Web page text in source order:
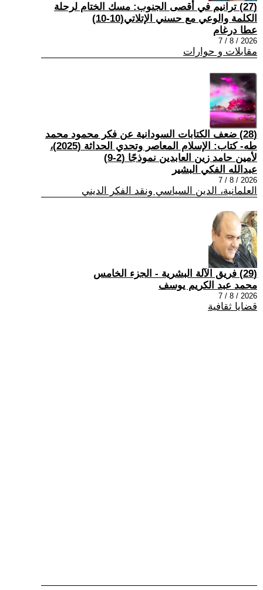
(27) ترانيم في أقصى الجنوب: مسك الختام لرحلة
الكلمة والوعي مع حسني الإتلاتي(10-10)
عطا درغام
2026 / 8 / 7
مقابلات و حوارات
(28) ضعف الكتابات السودانية عن فكر محمود محمد
طه- كتاب: الإسلام المعاصر وتحدي الحداثة (2025)،
لأمين حامد زين العابدين نموذجًا (2-9)
عبدالله الفكي البشير
2026 / 8 / 7
العلمانية، الدين السياسي ونقد الفكر الديني
(29) فريق الآلة البشرية - الجزء الخامس
محمد عبد الكريم يوسف
2026 / 8 / 7
قضايا ثقافية